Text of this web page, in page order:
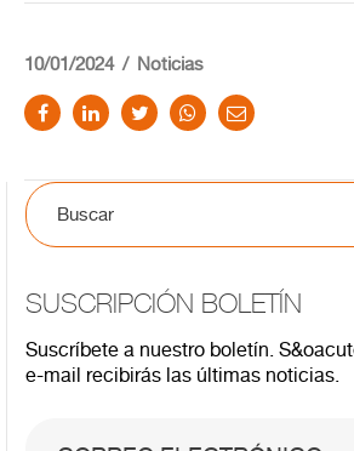
10/01/2024 Noticias
SUSCRIPCIÓN BOLETÍN
Suscríbete a nuestro boletín.
e-mail recibirás las últimas noticias.